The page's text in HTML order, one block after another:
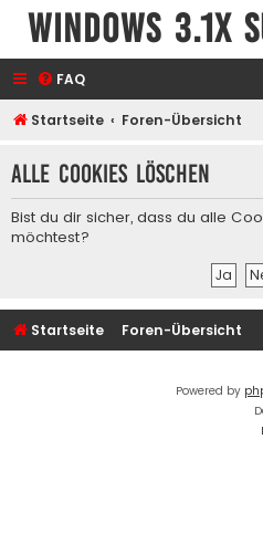
Windows 3.1x
FAQ
Startseite Foren-Übersicht
Alle Cookies löschen
Bist du dir sicher, dass du alle
möchtest?
Startseite Foren-Übersicht
Powered by